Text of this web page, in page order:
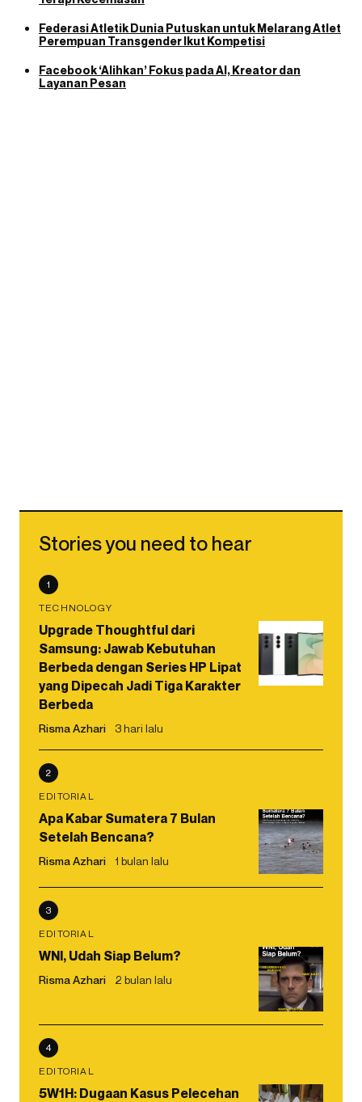
Federasi Atletik Dunia Putuskan untuk Melarang Atlet
Perempuan Transgender Ikut Kompetisi
Facebook ‘Alihkan’ Fokus pada AI, Kreator dan
Layanan Pesan
Stories you need to hear
1
TECHNOLOGY
Upgrade Thoughtful dari
Samsung: Jawab Kebutuhan
Berbeda dengan Series HP Lipat
yang Dipecah Jadi Tiga Karakter
Berbeda
Risma Azhari 3 hari lalu
2
EDITORIAL
Apa Kabar Sumatera 7 Bulan
Setelah Bencana?
Risma Azhari 1 bulan lalu
3
EDITORIAL
WNI, Udah Siap Belum?
Risma Azhari 2 bulan lalu
4
EDITORIAL
5W1H: Dugaan Kasus Pelecehan